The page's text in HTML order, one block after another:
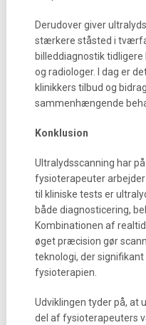
Derudover giver
stærkere ståsted i
billeddiagnostik
og radiologer. I dag er
klinikkers tilbud og
sammenhængende
Konklusion
Ultralydsscanning har
fysioterapeuter
til kliniske tests er
både diagnosticering,
Kombinationen af
øget præcision gør
teknologi, der
fysioterapien.
Udviklingen tyder på, at
del af fysioterapeuters